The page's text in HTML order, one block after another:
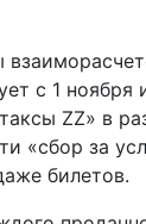
с 1
ZZ» в
«сбор за
билетов.